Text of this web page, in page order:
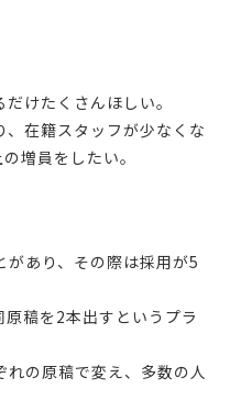
けたくさんほしい。
在籍スタッフが少なくな
増員をしたい。
あり、その際は採用が5
稿を2本出すというプラ
れの原稿で変え、多数の人